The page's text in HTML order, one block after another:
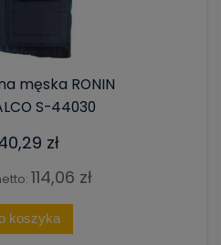
męska RONIN
S-44030
zł
114,06 zł
koszyka